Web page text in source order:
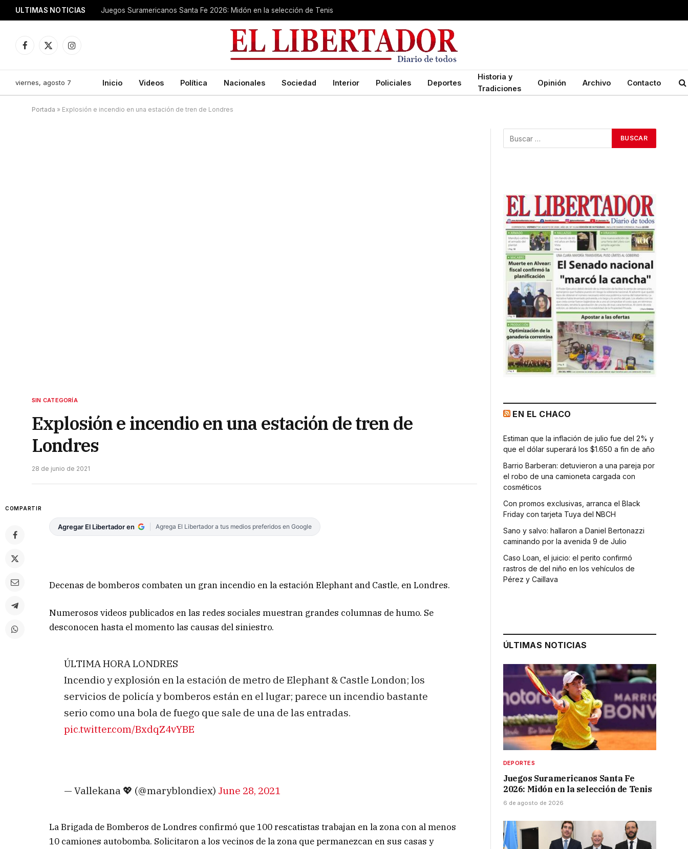
ULTIMAS NOTICIAS Juegos Suramericanos Santa Fe 2026: Midón en la selección de Tenis
Facebook
X
Instagram
viernes, agosto 7 Inicio Videos Política Nacionales Sociedad Interior Policiales Deportes
Historia y
Tradiciones
Opinión Archivo Contacto
Portada » Explosión e incendio en una estación de tren de Londres
SIN CATEGORÍA
Explosión e incendio en una estación de tren de
Londres
28 de junio de 2021
COMPARTIR
Agregar El Libertador en Agrega El Libertador a tus medios preferidos en Google
Decenas de bomberos combaten un gran incendio en la estación Elephant and Castle, en Londres.
Numerosos videos publicados en las redes sociales muestran grandes columnas de humo. Se
desconocen hasta el momento las causas del siniestro.
ÚLTIMA HORA LONDRES
Incendio y explosión en la estación de metro de Elephant & Castle London; los
servicios de policía y bomberos están en el lugar; parece un incendio bastante
serio como una bola de fuego que sale de una de las entradas.
pic.twitter.com/BxdqZ4vYBE
— Vallekana 💖 (@maryblondiex) June 28, 2021
La Brigada de Bomberos de Londres confirmó que 100 rescatistas trabajan en la zona con al menos
10 camiones autobomba. Solicitaron a los vecinos de la zona que permanezcan en sus casas y
EN EL CHACO
Estiman que la inflación de julio fue del 2% y
que el dólar superará los $1.650 a fin de año
Barrio Barberan: detuvieron a una pareja por
el robo de una camioneta cargada con
cosméticos
Con promos exclusivas, arranca el Black
Friday con tarjeta Tuya del NBCH
Sano y salvo: hallaron a Daniel Bertonazzi
caminando por la avenida 9 de Julio
Caso Loan, el juicio: el perito confirmó
rastros de del niño en los vehículos de
Pérez y Caillava
ÚLTIMAS NOTICIAS
DEPORTES
Juegos Suramericanos Santa Fe
2026: Midón en la selección de Tenis
6 de agosto de 2026